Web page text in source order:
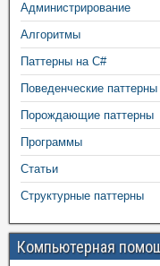
Администрирование
Алгоритмы
Паттерны на C#
Поведенческие паттерны
Порождающие паттерны
Программы
Статьи
Структурные паттерны
Компьютерная